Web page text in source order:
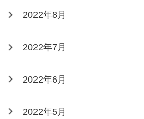
2022年8月
2022年7月
2022年6月
2022年5月